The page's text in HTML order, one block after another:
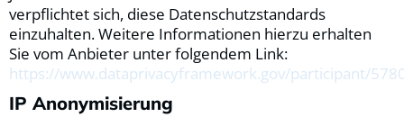
verpflichtet sich, diese Datenschutzstandards
einzuhalten. Weitere Informationen hierzu erhalten
Sie vom Anbieter unter folgendem Link:
https://www.dataprivacyframework.gov/participant/
IP Anonymisierung